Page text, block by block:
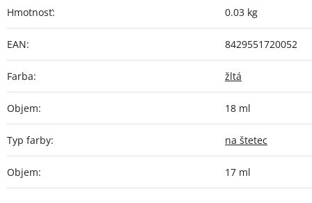
Hmotnosť: 0.03 kg
EAN: 8429551720052
Farba: žltá
Objem: 18 ml
Typ farby: na štetec
Objem: 17 ml